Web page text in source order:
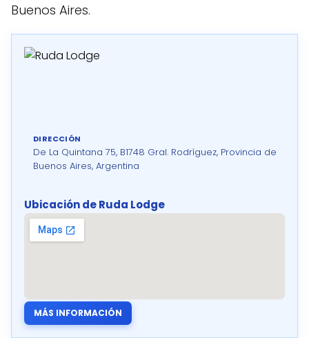
Buenos Aires.
DIRECCIÓN
De La Quintana 75, B1748 Gral. Rodríguez, Provincia de
Buenos Aires, Argentina
Ubicación de Ruda Lodge
MÁS INFORMACIÓN